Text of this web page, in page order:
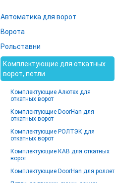
Автоматика для ворот
Ворота
Рольставни
Комплектующие для откатных
ворот, петли
Комплектующие Алютех для
откатных ворот
Комплектующие DoorHan для
откатных ворот
Комплектующие РОЛТЭК для
откатных ворот
Комплектующие КАВ для откатных
ворот
Комплектующие DoorHan для роллет